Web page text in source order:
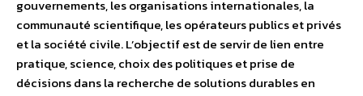
gouvernements, les organisations internationales, la
communauté scientifique, les opérateurs publics et privés
et la société civile. L’objectif est de servir de lien entre
pratique, science, choix des politiques et prise de
décisions dans la recherche de solutions durables en